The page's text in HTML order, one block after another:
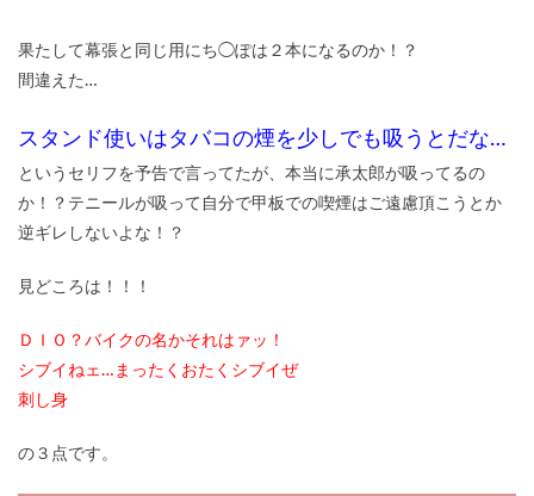
果たして幕張と同じ用にち◯ぽは２本になるのか！？
間違えた…
スタンド使いはタバコの煙を少しでも吸うとだな…
というセリフを予告で言ってたが、本当に承太郎が吸ってるの
か！？テニールが吸って自分で甲板での喫煙はご遠慮頂こうとか
逆ギレしないよな！？
見どころは！！！
ＤＩＯ？バイクの名かそれはァッ！
シブイねェ…まったくおたくシブイぜ
刺し身
の３点です。